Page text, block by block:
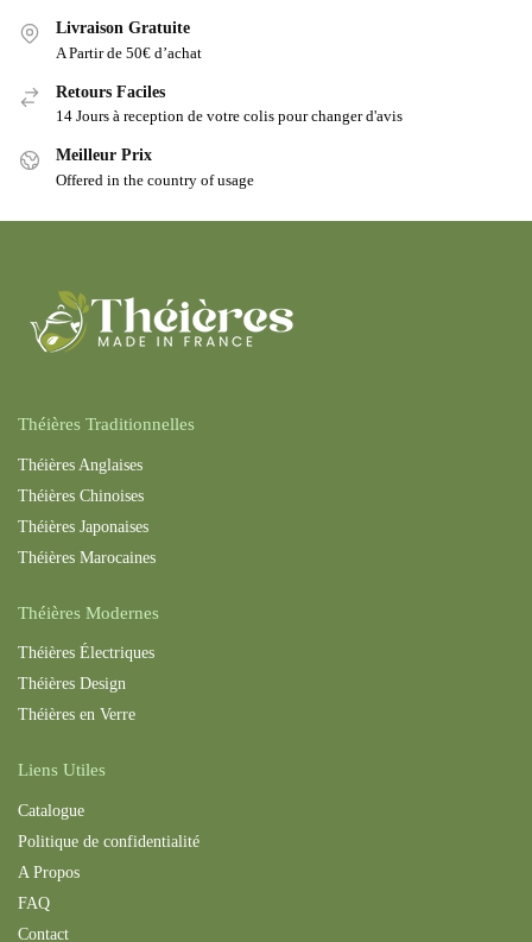
Livraison Gratuite
A Partir de 50€ d’achat
Retours Faciles
14 Jours à reception de votre colis pour changer d'avis
Meilleur Prix
Offered in the country of usage
Théières Traditionnelles
Théières Anglaises
Théières Chinoises
Théières Japonaises
Théières Marocaines
Théières Modernes
Théières Électriques
Théières Design
Théières en Verre
Liens Utiles
Catalogue
Politique de confidentialité
A Propos
FAQ
Contact